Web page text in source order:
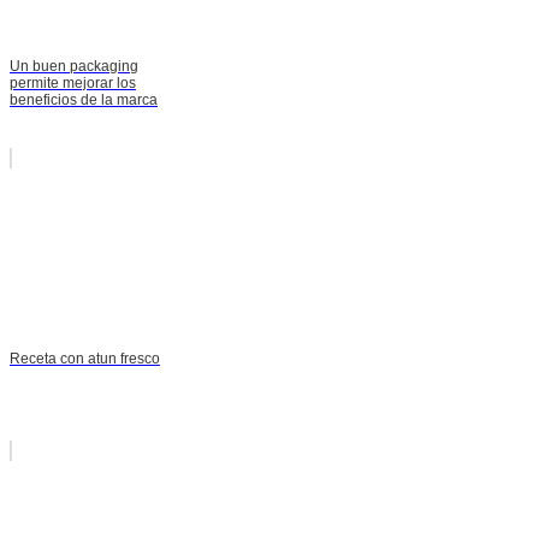
Un buen packaging
permite mejorar los
beneficios de la marca
Receta con atun fresco